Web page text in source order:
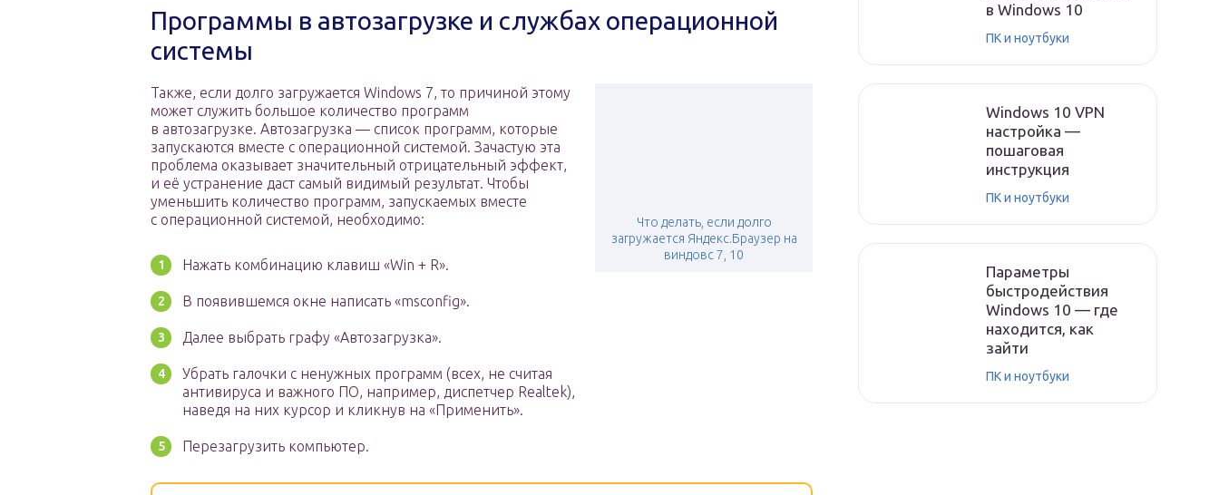
Программы в автозагрузке и службах операционной
системы
Что делать, если долго
загружается Яндекс.Браузер на
виндовс 7, 10
Также, если долго загружается Windows 7, то причиной этому
может служить большое количество программ
в автозагрузке. Автозагрузка — список программ, которые
запускаются вместе с операционной системой. Зачастую эта
проблема оказывает значительный отрицательный эффект,
и её устранение даст самый видимый результат. Чтобы
уменьшить количество программ, запускаемых вместе
с операционной системой, необходимо:
Нажать комбинацию клавиш «Win + R».
В появившемся окне написать «msconfig».
Далее выбрать графу «Автозагрузка».
Убрать галочки с ненужных программ (всех, не считая
антивируса и важного ПО, например, диспетчер Realtek),
наведя на них курсор и кликнув на «Применить».
Перезагрузить компьютер.
в Windows 10
ПК и ноутбуки
Windows 10 VPN
настройка —
пошаговая
инструкция
ПК и ноутбуки
Параметры
быстродействия
Windows 10 — где
находится, как
зайти
ПК и ноутбуки